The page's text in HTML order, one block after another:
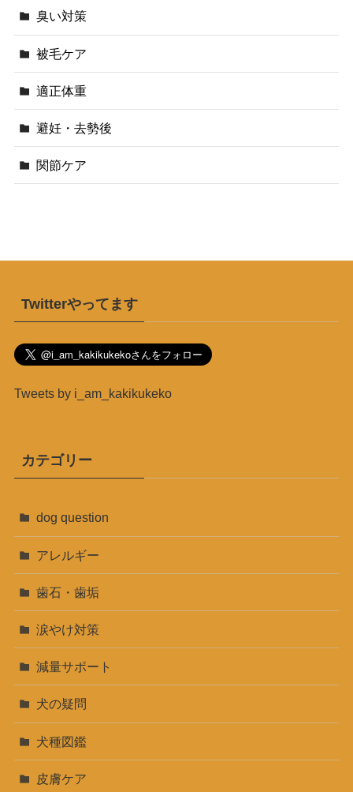
臭い対策
被毛ケア
適正体重
避妊・去勢後
関節ケア
Twitterやってます
Tweets by i_am_kakikukeko
カテゴリー
dog question
アレルギー
歯石・歯垢
涙やけ対策
減量サポート
犬の疑問
犬種図鑑
皮膚ケア